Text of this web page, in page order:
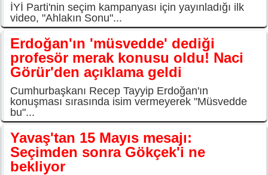
İYİ Parti'nin seçim kampanyası için yayınladığı ilk
video, "Ahlakın Sonu"...
Erdoğan'ın 'müsvedde' dediği
profesör merak konusu oldu! Naci
Görür'den açıklama geldi
Cumhurbaşkanı Recep Tayyip Erdoğan'ın
konuşması sırasında isim vermeyerek "Müsvedde
bu"...
Yavaş'tan 15 Mayıs mesajı:
Seçimden sonra Gökçek'i ne
bekliyor